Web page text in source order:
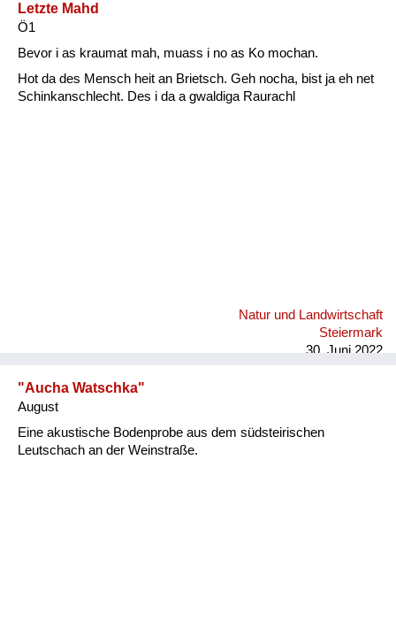
Natur und Landwirtschaft
Fluchen und Reden
Letzte Mahd
Ö1
Bevor i as kraumat mah, muass i no as Ko mochan.
Hot da des Mensch heit an Brietsch. Geh nocha, bist ja eh net
Schinkanschlecht. Des i da a gwaldiga Raurachl
Natur und Landwirtschaft
Steiermark
30. Juni 2022
"Aucha Watschka"
August
Eine akustische Bodenprobe aus dem südsteirischen
Leutschach an der Weinstraße.